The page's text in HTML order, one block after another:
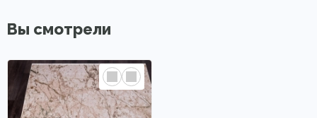
Вы смотрели